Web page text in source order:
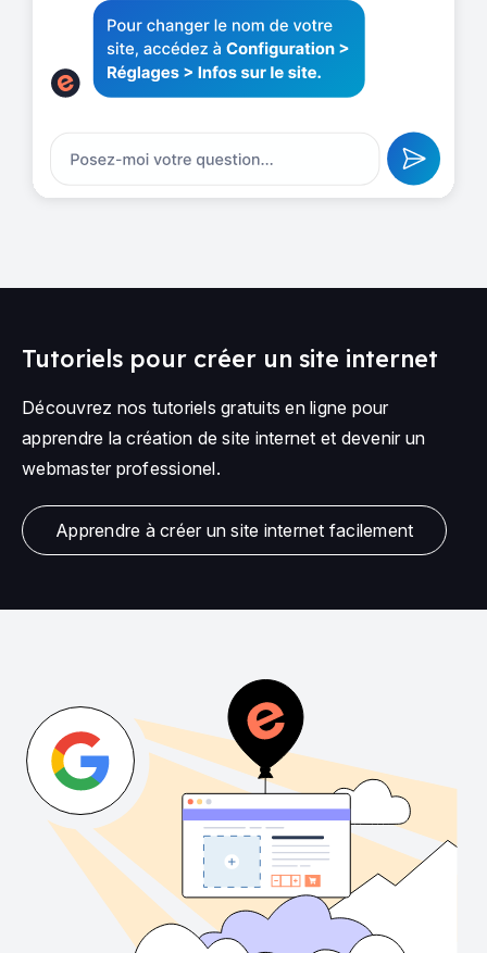
Tutoriels pour créer un site internet
Découvrez nos tutoriels gratuits en ligne pour
apprendre la création de site internet et devenir un
webmaster professionel.
Apprendre à créer un site internet facilement